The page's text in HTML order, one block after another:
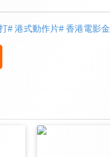
# 港式動作片# 香港電影